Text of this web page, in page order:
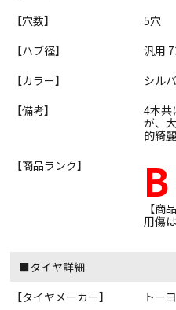
【穴数】
5穴
【ハブ径】
汎用
【カラー】
シル
【備考】
4本共
が、
的綺
【商品ランク】
B
【商
用傷
■タイヤ詳細
【タイヤメーカー】
トー